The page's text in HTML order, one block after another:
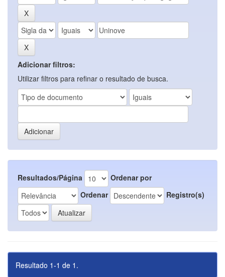
Adicionar filtros:
Utilizar filtros para refinar o resultado de busca.
Resultados/Página
Ordenar por
Ordenar
Registro(s)
Resultado 1-1 de 1.